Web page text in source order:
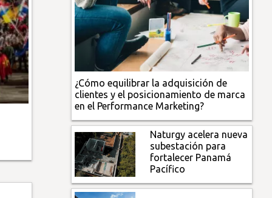
¿Cómo equilibrar la adquisición de
clientes y el posicionamiento de marca
en el Performance Marketing?
Naturgy acelera nueva
subestación para
fortalecer Panamá
Pacífico